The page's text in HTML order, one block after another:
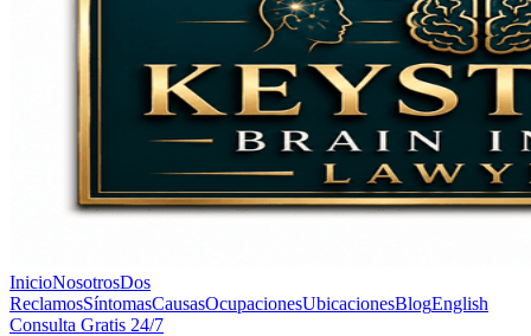
InicioNosotrosDos
ReclamosSíntomasCausasOcupacionesUbicacionesBlogEnglish
Consulta Gratis 24/7